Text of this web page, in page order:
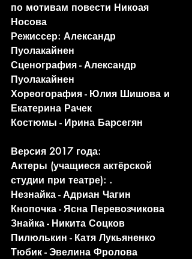
по мотивам повести Никоая
Носова
Режиссер: Александр
Пуолакайнен
Сценография - Александр
Пуолакайнен
Хореогорафия - Юлия Шишова и
Екатерина Рачек
Костюмы - Ирина Барсегян
Версия 2017 года:
Актеры (учащиеся актёрской
студии при театре): .
Незнайка - Адриан Чагин
Кнопочка - Ясна Перевозчикова
Знайка - Никита Соцков
Пилюлькин - Катя Лукьяненко
Тюбик - Эвелина Фролова